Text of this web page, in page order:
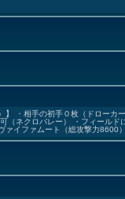
】 ・相手の初手０枚（ドローカ
（ネクロバレー） ・フィールド
ァイファムート（総攻撃力8600